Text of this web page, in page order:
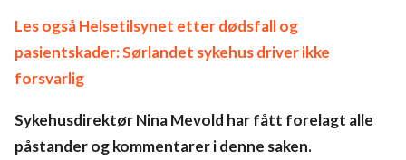
Les også Helsetilsynet etter dødsfall og
pasientskader: Sørlandet sykehus driver ikke
forsvarlig
Sykehusdirektør Nina Mevold har fått forelagt alle
påstander og kommentarer i denne saken.